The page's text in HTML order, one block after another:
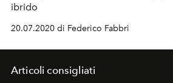
ibrido
20.07.2020 di Federico Fabbri
Articoli consigliati